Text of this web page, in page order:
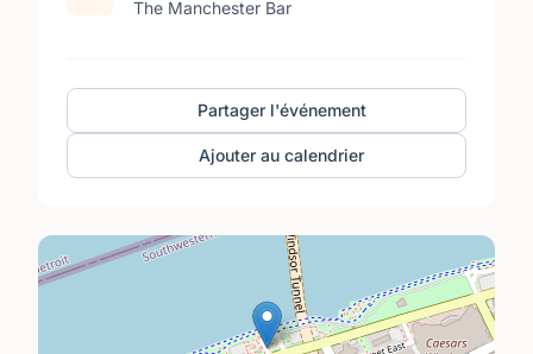
The Manchester Bar
Partager l'événement
Ajouter au calendrier